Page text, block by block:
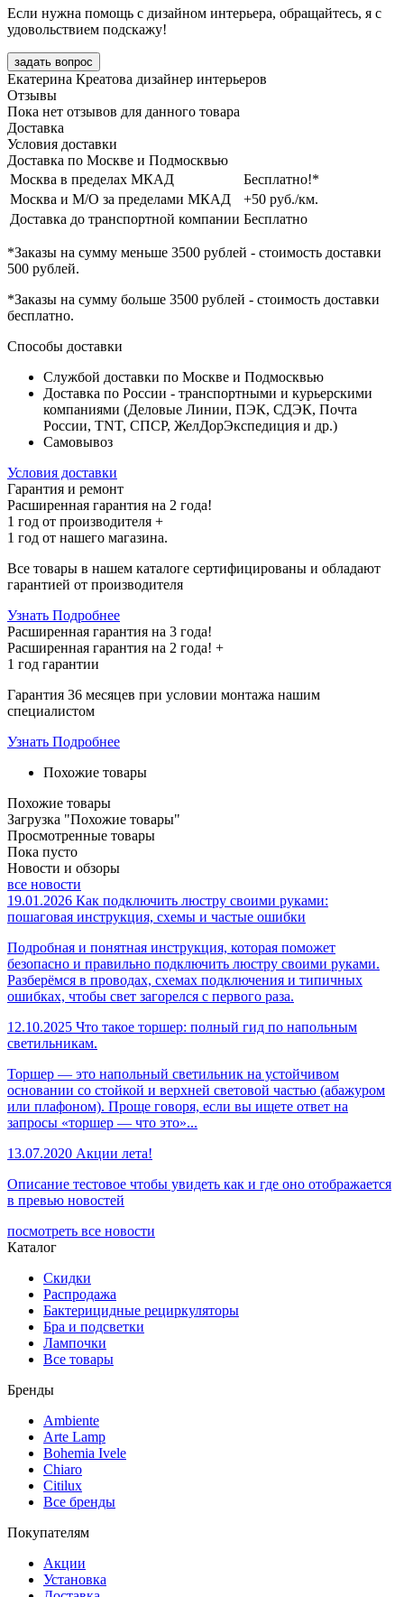
Если нужна помощь с дизайном интерьера, обращайтесь, я с
удовольствием подскажу!
задать вопрос
Екатерина Креатова дизайнер интерьеров
Отзывы
Пока нет отзывов для данного товара
Доставка
Условия доставки
Доставка по Москве и Подмосквью
Москва в пределах МКАД
Бесплатно!*
Москва и М/О за пределами МКАД
+50 руб./км.
Доставка до транспортной компании Бесплатно
*Заказы на сумму меньше 3500 рублей - стоимость доставки
500 рублей.
*Заказы на сумму больше 3500 рублей - стоимость доставки
бесплатно.
Способы доставки
Службой доставки по Москве и Подмосквью
Доставка по России - транспортными и курьерскими
компаниями (Деловые Линии, ПЭК, СДЭК, Почта
России, TNT, СПСР, ЖелДорЭкспедиция и др.)
Самовывоз
Условия доставки
Гарантия и ремонт
Расширенная гарантия на 2 года!
1 год от производителя +
1 год от нашего магазина.
Все товары в нашем каталоге сертифицированы и обладают
гарантией от производителя
Узнать Подробнее
Расширенная гарантия на 3 года!
Расширенная гарантия на 2 года! +
1 год гарантии
Гарантия 36 месяцев при условии монтажа нашим
специалистом
Узнать Подробнее
Похожие товары
Похожие товары
Загрузка "Похожие товары"
Просмотренные товары
Пока пусто
Новости и обзоры
все новости
19.01.2026 Как подключить люстру своими руками:
пошаговая инструкция, схемы и частые ошибки
Подробная и понятная инструкция, которая поможет
безопасно и правильно подключить люстру своими руками.
Разберёмся в проводах, схемах подключения и типичных
ошибках, чтобы свет загорелся с первого раза.
12.10.2025 Что такое торшер: полный гид по напольным
светильникам.
Торшер — это напольный светильник на устойчивом
основании со стойкой и верхней световой частью (абажуром
или плафоном). Проще говоря, если вы ищете ответ на
запросы «торшер — что это»...
13.07.2020 Акции лета!
Описание тестовое чтобы увидеть как и где оно отображается
в превью новостей
посмотреть все новости
Каталог
Скидки
Распродажа
Бактерицидные рециркуляторы
Бра и подсветки
Лампочки
Все товары
Бренды
Ambiente
Arte Lamp
Bohemia Ivele
Chiaro
Citilux
Все бренды
Покупателям
Акции
Установка